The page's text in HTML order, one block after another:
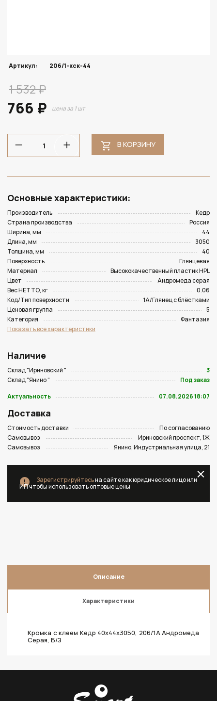
Артикул: 206/1-кск-44
1 532 ₽
766 ₽ цена за 1 шт
В КОРЗИНУ
Основные характеристики:
Производитель
Кедр
Страна производства
Россия
Ширина, мм
44
Длина, мм
3050
Толщина, мм
40
Поверхность
Глянцевая
Материал
Высококачественный пластик HPL
Цвет
Андромеда серая
Вес НЕТТО, кг
0.06
Код/Тип поверхности
1A/Глянец с блёстками
Ценовая группа
5
Категория
Фантазия
Показать все характеристики
Наличие
Склад "Ириновский "
3
Склад "Янино "
Под заказ
Актуальность
07.08.2026 18:07
Доставка
Стоимость доставки
По согласованию
Самовывоз
Ириновский проспект, 1Ж
Самовывоз
Янино, Индустриальная улица, 21
Зарегистрируйтесьна сайте как юридическое лицо или
ИП чтобы использовать оптовые цены
Описание
Характеристики
Кромка с клеем Кедр 40х44х3050, 206/1A Андромеда
Серая, Б/З